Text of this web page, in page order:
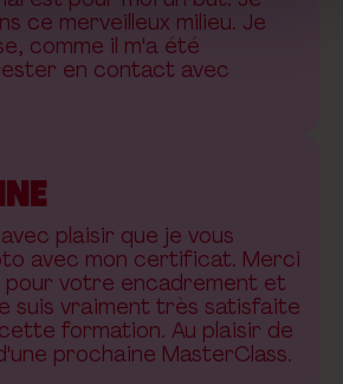
ce merveilleux milieu. Je
comme il m'a été
en contact avec
plaisir que je vous
avec mon certificat. Merci
pour votre encadrement et
suis vraiment très satisfaite
formation. Au plaisir de
prochaine MasterClass.